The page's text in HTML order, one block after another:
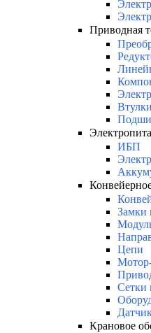
Приводная
ИБП
Замки
Цепи
Сетки
Крановое